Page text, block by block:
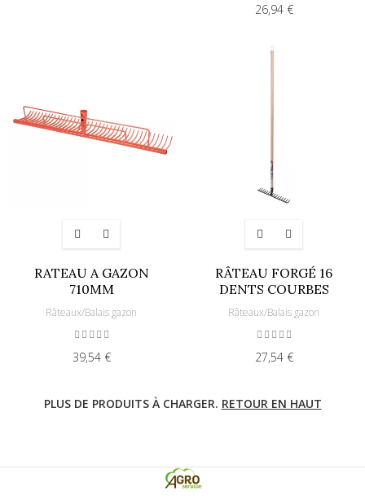
26,94 €
RATEAU A GAZON
710MM
Râteaux/Balais gazon
39,54 €
RÂTEAU FORGÉ 16
DENTS COURBES
Râteaux/Balais gazon
27,54 €
PLUS DE PRODUITS À CHARGER. RETOUR EN HAUT